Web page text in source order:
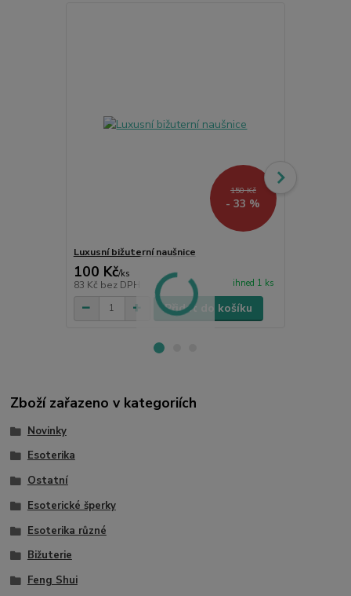
150 Kč
- 33 %
Luxusní bižuterní naušnice
100 Kč/ks
83 Kč bez DPH ihned 1 ks
Přidat do košíku
Zboží zařazeno v kategoriích
Novinky
Esoterika
Ostatní
Esoterické šperky
Esoterika různé
Bižuterie
Feng Shui